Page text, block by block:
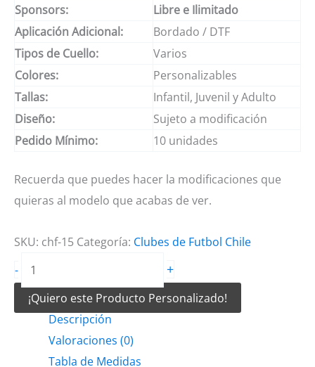
Sponsors:
Libre e Ilimitado
Aplicación Adicional:
Bordado / DTF
Tipos de Cuello:
Varios
Colores:
Personalizables
Tallas:
Infantil, Juvenil y Adulto
Diseño:
Sujeto a modificación
Pedido Mínimo:
10 unidades
Recuerda que puedes hacer la modificaciones que
quieras al modelo que acabas de ver.
SKU: chf-15 Categoría: Clubes de Futbol Chile
-
Camiseta
de
futbol
Copiapo
+
¡Quiero este Producto Personalizado!
Descripción
Valoraciones (0)
Tabla de Medidas